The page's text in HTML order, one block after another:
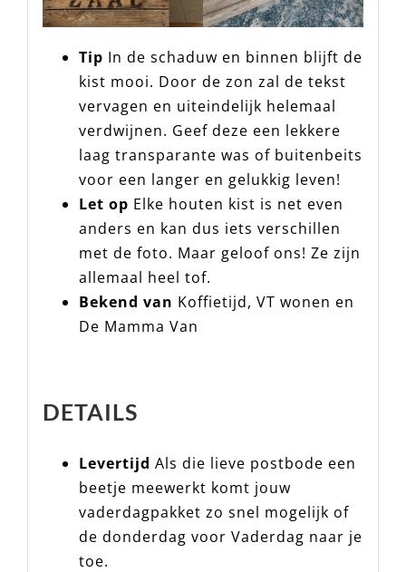
Tip In de schaduw en binnen blijft
de kist mooi. Door de zon zal de
tekst vervagen en uiteindelijk
helemaal verdwijnen. Geef deze
een lekkere laag transparante was
of buitenbeits voor een langer en
gelukkig leven!
Let op Elke houten kist is net even
anders en kan dus iets verschillen
met de foto. Maar geloof ons! Ze
zijn allemaal heel tof.
Bekend vanKoffietijd, VT wonen
LevertijdAls die lieve postbode
een beetje meewerkt komt jouw
vaderdagpakket zo snel mogelijk of
de donderdag voor Vaderdag naar